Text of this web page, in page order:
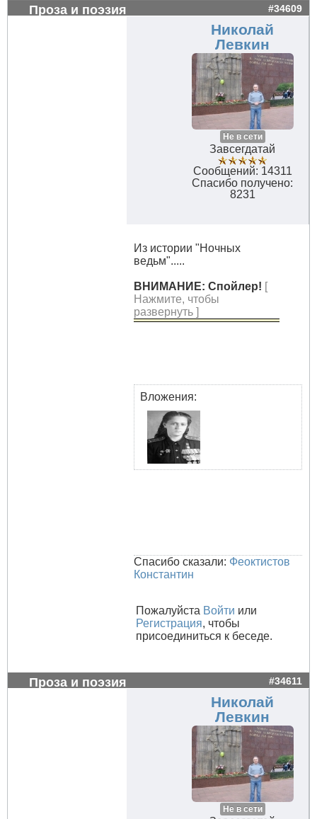
Проза и поэзия #34609
Николай
Левкин
Не в сети
Завсегдатай
Сообщений: 14311
Спасибо получено:
8231
Из истории "Ночных
ведьм".....
ВНИМАНИЕ: Спойлер! [
Нажмите, чтобы
развернуть ]
Вложения:
Спасибо сказали: Феоктистов
Константин
Пожалуйста Войти или
Регистрация, чтобы
присоединиться к беседе.
Проза и поэзия #34611
Николай
Левкин
Не в сети